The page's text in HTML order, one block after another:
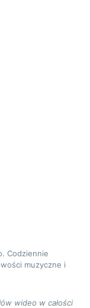
Codziennie
muzyczne i
wideo w całości